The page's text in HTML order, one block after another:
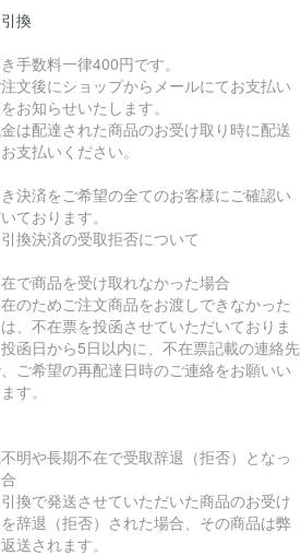
換
手数料一律400円です。
注文後にショップからメールにてお支払い
お知らせいたします。
金は配達された商品のお受け取り時に配送
支払いください。
決済をご希望の全てのお客様にご確認い
ております。
換決済の受取拒否について
で商品を受け取れなかった場合
のためご注文商品をお渡しできなかった
、不在票を投函させていただいておりま
函日から5日以内に、不在票記載の連絡先
ご希望の再配達日時のご連絡をお願いい
す。
明や長期不在で受取辞退（拒否）となっ
換で発送させていただいた商品のお受け
辞退（拒否）された場合、その商品は弊
送されます。